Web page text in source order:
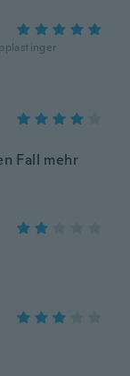
Fall mehr